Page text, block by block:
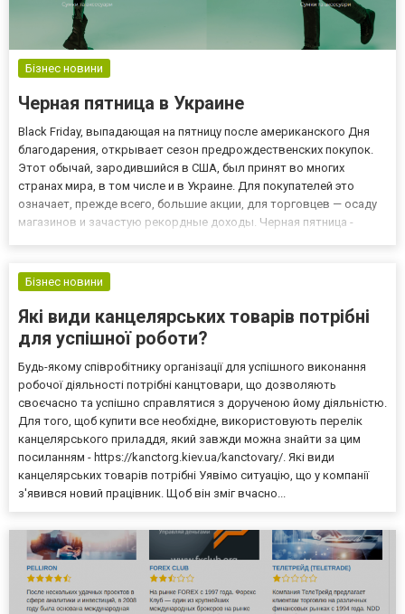
Бізнес новини
Черная пятница в Украине
Black Friday, выпадающая на пятницу после американского Дня
благодарения, открывает сезон предрождественских покупок.
Этот обычай, зародившийся в США, был принят во многих
странах мира, в том числе и в Украине. Для покупателей это
означает, прежде всего, большие акции, для торговцев — осаду
магазинов и зачастую рекордные доходы. Черная пятница -
Бізнес новини
Які види канцелярських товарів потрібні
для успішної роботи?
Будь-якому співробітнику організації для успішного виконання
робочої діяльності потрібні канцтовари, що дозволяють
своєчасно та успішно справлятися з дорученою йому діяльністю.
Для того, щоб купити все необхідне, використовують перелік
канцелярського приладдя, який завжди можна знайти за цим
посиланням - https://kanctorg.kiev.ua/kanctovary/. Які види
канцелярських товарів потрібні Уявімо ситуацію, що у компанії
з'явився новий працівник. Щоб він зміг вчасно...